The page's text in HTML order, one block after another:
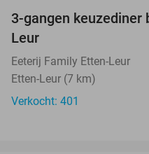
3-gangen keuzediner
Leur
Eeterij Family Etten-Leur
Etten-Leur (7 km)
Verkocht: 401